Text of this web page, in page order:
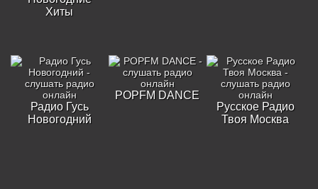
Хиты
Радио Гусь
Новогодний
POPFM DANCE
Русское Радио
Твоя Москва